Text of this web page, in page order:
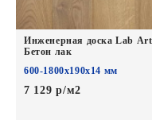
Инженерная доска Lab
Бетон лак
600-1800х190х14 мм
7 129 р/м2